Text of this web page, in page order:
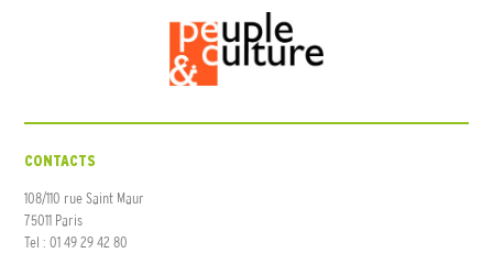
CONTACTS
108/110 rue Saint Maur
75011 Paris
Tel : 01 49 29 42 80